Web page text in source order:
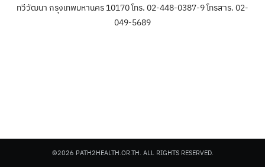
ทวีวัฒนา กรุงเทพมหานคร 10170 โทร. 02-448-0387-9 โทรสาร. 02-
049-5689
©2026 PATH2HEALTH.OR.TH. ALL RIGHTS RESERVED.